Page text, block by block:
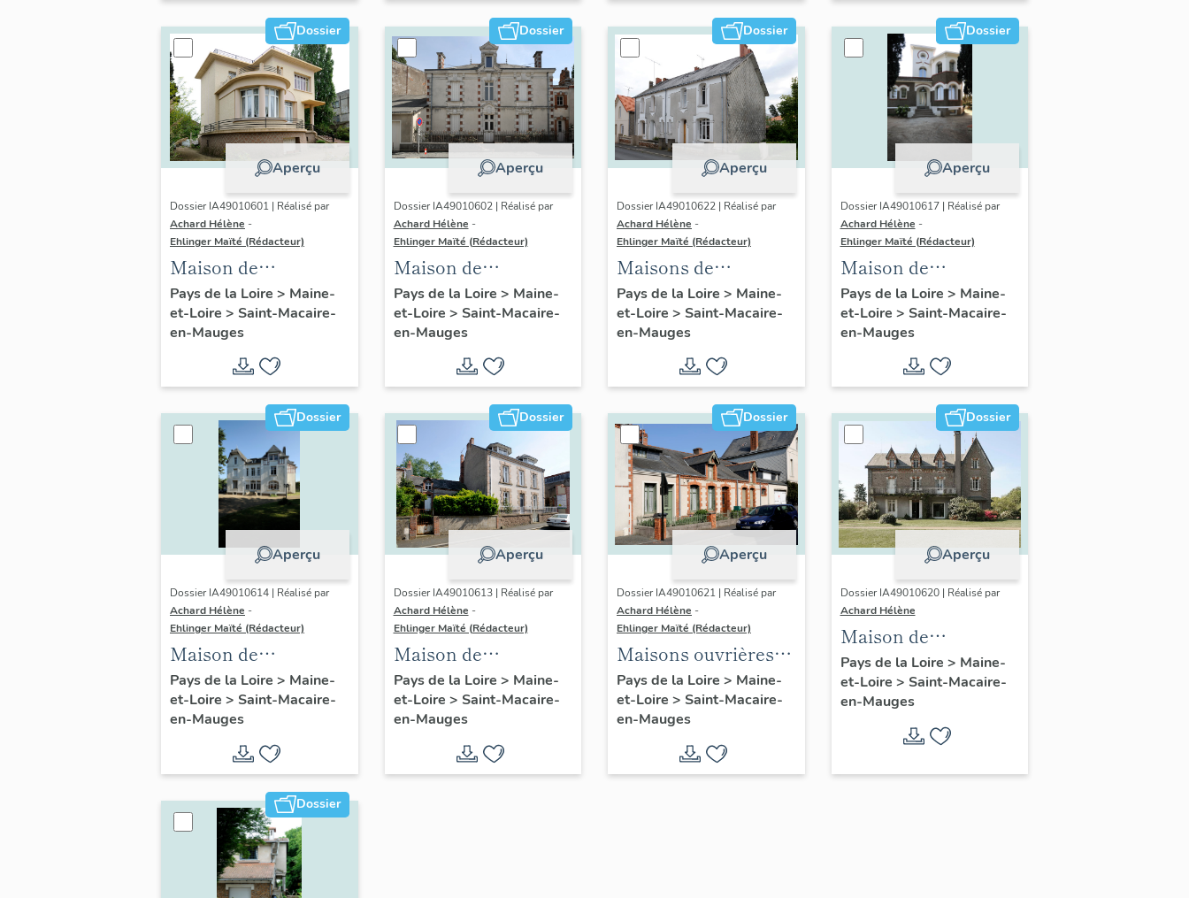
Dossier
Aperçu
Dossier IA49010601 | Réalisé par
Achard Hélène -
Ehlinger Maïté (Rédacteur)
Maison de
l'industriel Auguste
Repussard, 24 rue d'
Anjou, Saint-
Macaire-en-Mauges
Pays de la Loire > Maine-
et-Loire > Saint-Macaire-
en-Mauges
Dossier
Aperçu
Dossier IA49010602 | Réalisé par
Achard Hélène -
Ehlinger Maïté (Rédacteur)
Maison de
l'industriel Yves
Repussard,20 rue d'
Anjou, Saint-
Macaire-en-Mauges
Pays de la Loire > Maine-
et-Loire > Saint-Macaire-
en-Mauges
Dossier
Aperçu
Dossier IA49010622 | Réalisé par
Achard Hélène -
Ehlinger Maïté (Rédacteur)
Maisons de
contremaîtres de la
Société Anonyme de
Chaussures, 23, 25
rue Montmartre,
Saint-Macaire-en-
Mauges
Pays de la Loire > Maine-
et-Loire > Saint-Macaire-
en-Mauges
Dossier
Aperçu
Dossier IA49010617 | Réalisé par
Achard Hélène -
Ehlinger Maïté (Rédacteur)
Maison de
l'industriel Eugène
Hy, 43 rue de Vendée
Pays de la Loire > Maine-
et-Loire > Saint-Macaire-
en-Mauges
Dossier
Aperçu
Dossier IA49010614 | Réalisé par
Achard Hélène -
Ehlinger Maïté (Rédacteur)
Maison de
l'industriel Louis
Pasquier, 2 rue
Pasteur, Saint-
Macaire-en-Mauges
Pays de la Loire > Maine-
et-Loire > Saint-Macaire-
en-Mauges
Dossier
Aperçu
Dossier IA49010613 | Réalisé par
Achard Hélène -
Ehlinger Maïté (Rédacteur)
Maison de
l'industriel Jean
Pasquier, 9 rue
Jeanne-d'Arc, Saint-
Macaire-en-Mauges
Pays de la Loire > Maine-
et-Loire > Saint-Macaire-
en-Mauges
Dossier
Aperçu
Dossier IA49010621 | Réalisé par
Achard Hélène -
Ehlinger Maïté (Rédacteur)
Maisons ouvrières
de la Société
Anonyme de
Chaussures, Saint-
Macaire-en-Mauges
Pays de la Loire > Maine-
et-Loire > Saint-Macaire-
en-Mauges
Dossier
Aperçu
Dossier IA49010620 | Réalisé par
Achard Hélène
Maison de
l'industriel Georges
Mary, 14 rue
Espetven, Saint-
Macaire-en-Mauges
Pays de la Loire > Maine-
et-Loire > Saint-Macaire-
en-Mauges
Dossier